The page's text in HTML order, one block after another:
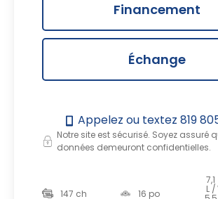
Financement
Échange
Appelez ou textez 819
Notre site est sécurisé. Soyez assuré
données demeuront confidentielles.
147 ch 16 po
7,1
L /